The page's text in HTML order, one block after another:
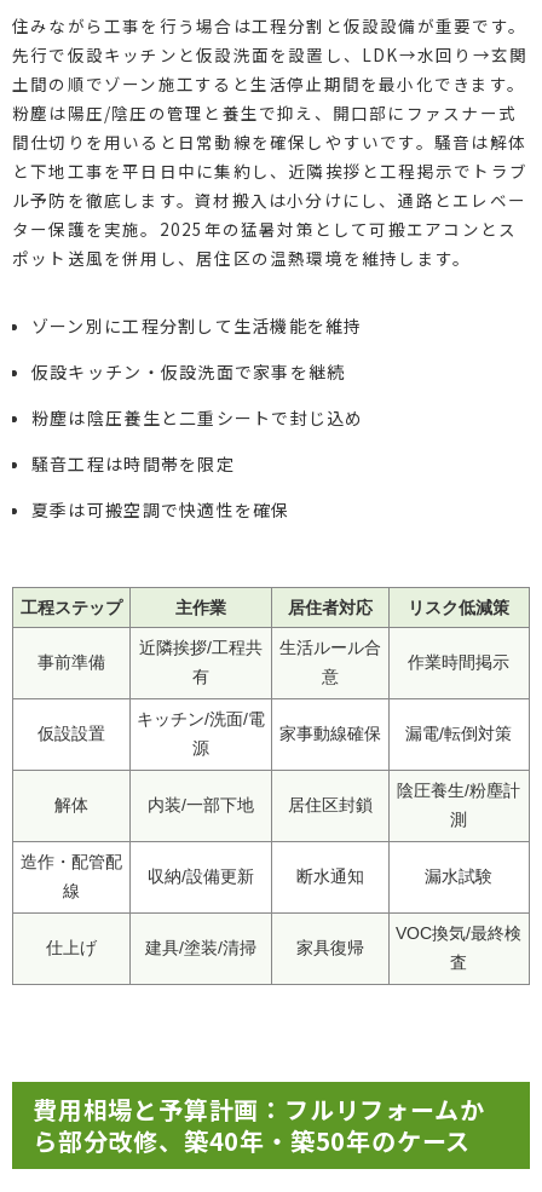
住みながら工事を行う場合は工程分割と仮設設備が重要です。
先行で仮設キッチンと仮設洗面を設置し、LDK→水回り→玄関
土間の順でゾーン施工すると生活停止期間を最小化できます。
粉塵は陽圧/陰圧の管理と養生で抑え、開口部にファスナー式
間仕切りを用いると日常動線を確保しやすいです。騒音は解体
と下地工事を平日日中に集約し、近隣挨拶と工程掲示でトラブ
ル予防を徹底します。資材搬入は小分けにし、通路とエレベー
ター保護を実施。2025年の猛暑対策として可搬エアコンとス
ポット送風を併用し、居住区の温熱環境を維持します。
ゾーン別に工程分割して生活機能を維持
仮設キッチン・仮設洗面で家事を継続
粉塵は陰圧養生と二重シートで封じ込め
騒音工程は時間帯を限定
夏季は可搬空調で快適性を確保
工程ステップ 主作業 居住者対応 リスク低減策
事前準備
近隣挨拶/工程共
有
生活ルール合
意
作業時間掲示
仮設設置
キッチン/洗面/電
源
家事動線確保 漏電/転倒対策
解体 内装/一部下地 居住区封鎖
陰圧養生/粉塵計
測
造作・配管配
線
収納/設備更新 断水通知 漏水試験
仕上げ 建具/塗装/清掃 家具復帰
VOC換気/最終検
査
費用相場と予算計画：フルリフォームか
ら部分改修、築40年・築50年のケース